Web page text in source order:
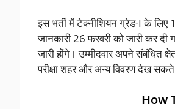
इस भर्ती में टेक्नीशियन ग्रेड-I के लिए
जानकारी 26 फरवरी को जारी कर दी
जारी होंगे। उम्मीदवार अपने संबंधित
परीक्षा शहर और अन्य विवरण देख
How